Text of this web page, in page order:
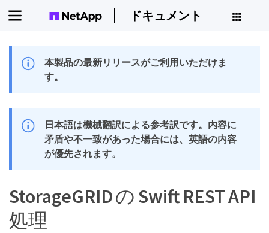
ドキュメント
本製品の最新リリースがご利用いただけま
す。
日本語は機械翻訳による参考訳です。内容に
矛盾や不一致があった場合には、英語の内容
が優先されます。
StorageGRID の Swift REST API
処理